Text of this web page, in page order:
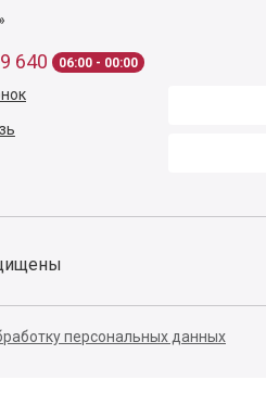
640 06:00 - 00:00
персональных данных